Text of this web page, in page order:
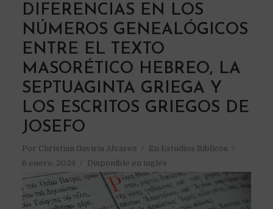
DIFERENCIAS EN LOS
NÚMEROS GENEALÓGICOS
ENTRE EL TEXTO
MASORÉTICO HEBREO, LA
SEPTUAGINTA GRIEGA Y
LOS ESCRITOS GRIEGOS DE
JOSEFO
Por Christian Gaviria Alvarez En Estudios Bíblicos
6 enero, 2024
Disponible en inglés